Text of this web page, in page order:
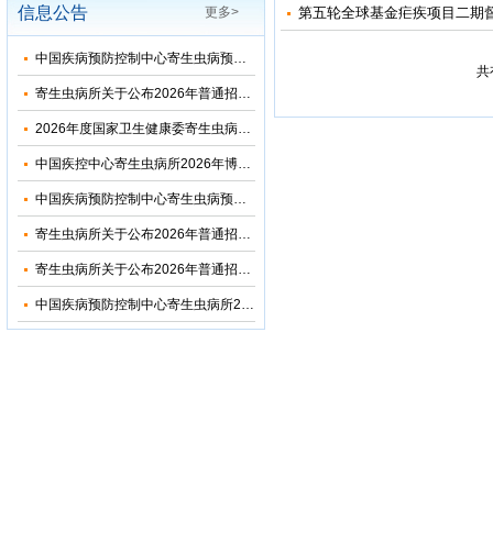
信息公告 更多>
中国疾病预防控制中心寄生虫病预防控制所（国家热带病研究中心）2026年优秀大学生夏令营活动招收简章
寄生虫病所关于公布2026年普通招考博士考生调剂复试名单的通知
2026年度国家卫生健康委寄生虫病原与媒介生物学重点实验室开放课题申请通知
中国疾控中心寄生虫病所2026年博士研究生招生调剂信息公布
中国疾病预防控制中心寄生虫病预防控制所2026年部门预算
寄生虫病所关于公布2026年普通招考公共卫生博士考生复试名单的通知
寄生虫病所关于公布2026年普通招考学术学位博士考生复试名单的通知
中国疾病预防控制中心寄生虫病所2024年度部门决算
第五轮全球基金疟疾项目二期